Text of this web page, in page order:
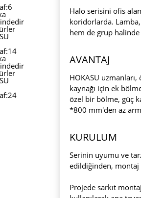
Halo serisini ofis
koridorlarda.
hem de grup halinde
AVANTAJ
HOKASU
kaynağı için ek
özel bir bölme, güç
*800 mm'den az
KURULUM
Serinin uyumu ve
edildiğinden, montaj
Projede sarkıt